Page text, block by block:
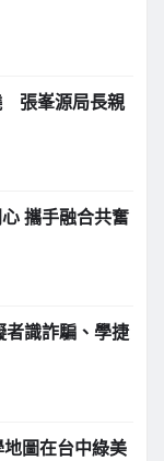
張峯源局長親
攜手融合共奮
者識詐騙、學捷
圖在台中綠美